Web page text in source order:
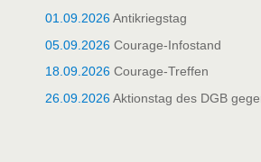
01.09.2026Antikriegstag
05.09.2026 Courage-Infostand
18.09.2026 Courage-Treffen
26.09.2026Aktionstag des DGB